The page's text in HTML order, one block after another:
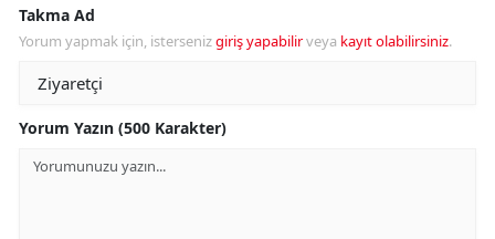
Takma Ad
Yorum yapmak için, istersenizgiriş yapabilirveya kayıt olabilirsiniz.
Yorum Yazın (500 Karakter)